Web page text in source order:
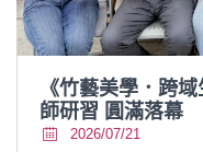
《竹藝美學．跨
師研習 圓滿落幕
2026/07/21